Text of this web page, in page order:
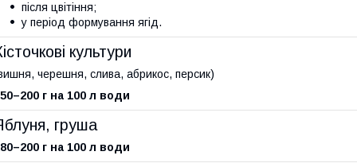
після цвітіння;
у період формування ягід.
культури
черешня, слива, абрикос, персик)
г на 100 л води
груша
г на 100 л води